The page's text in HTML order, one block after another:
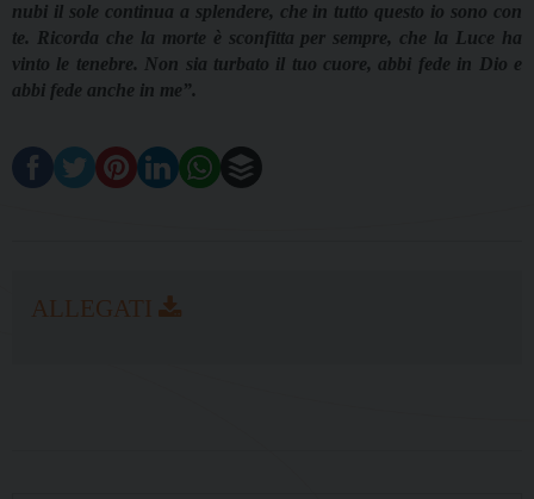
nubi il sole continua a splendere, che in tutto questo io sono con
te. Ricorda che la morte è sconfitta per sempre, che la Luce ha
vinto le tenebre. Non sia turbato il tuo cuore, abbi fede in Dio e
abbi fede anche in me”.